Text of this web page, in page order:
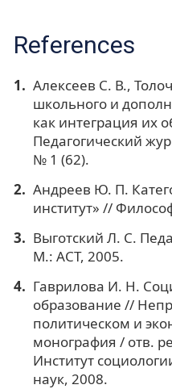
References
Алексеев С. В.,
школьного и
как интеграция их
Педагогический
№ 1 (62).
Андреев Ю. П.
институт» //
Выготский Л. С.
М.: АСТ, 2005.
Гаврилова И. Н.
образование //
политическом и
монография / отв.
Институт
наук, 2008.